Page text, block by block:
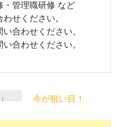
・管理職研修 など
せください。
合わせください。
合わせください。
今が狙い目！